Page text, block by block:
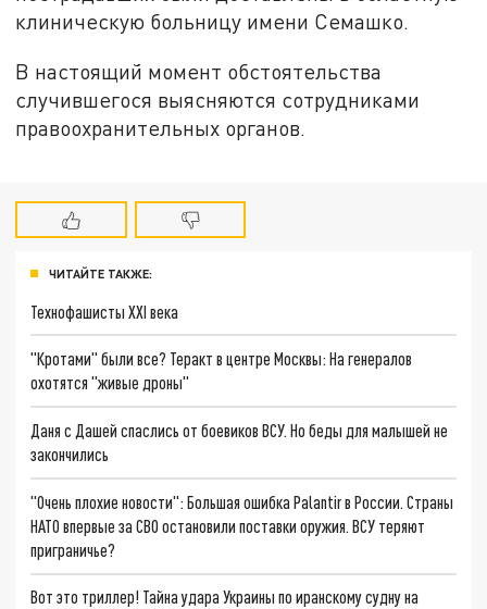
клиническую больницу имени Семашко.
В настоящий момент обстоятельства
случившегося выясняются сотрудниками
правоохранительных органов.
ЧИТАЙТЕ ТАКЖЕ:
Технофашисты XXI века
"Кротами" были все? Теракт в центре Москвы: На генералов
охотятся "живые дроны"
Даня с Дашей спаслись от боевиков ВСУ. Но беды для малышей не
закончились
"Очень плохие новости": Большая ошибка Palantir в России. Страны
НАТО впервые за СВО остановили поставки оружия. ВСУ теряют
приграничье?
Вот это триллер! Тайна удара Украины по иранскому судну на